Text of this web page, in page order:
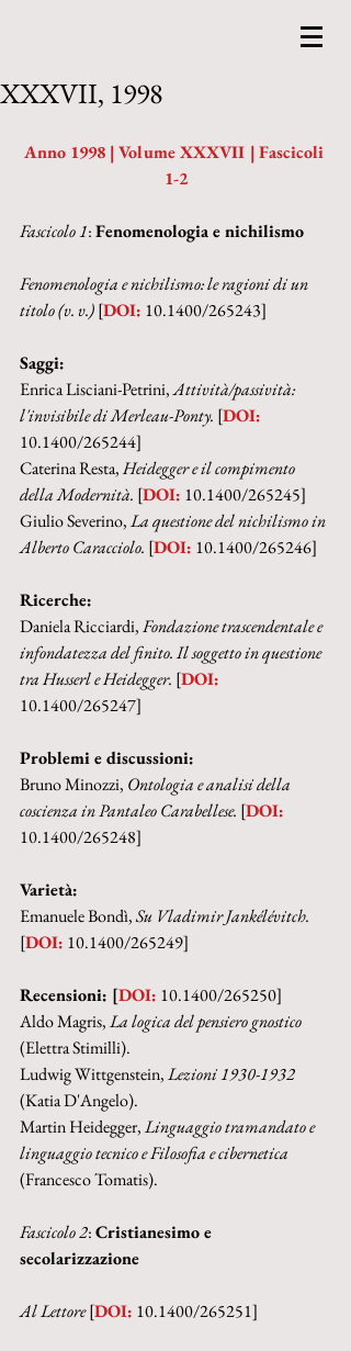
XXXVII, 1998
Anno 1998 | Volume XXXVII | Fascicoli
1-2
Fascicolo 1: Fenomenologia e nichilismo
Fenomenologia e nichilismo: le ragioni di un
titolo (v. v.) [DOI: 10.1400/265243]
Saggi:
Enrica Lisciani-Petrini, Attività/passività:
l'invisibile di Merleau-Ponty. [DOI:
10.1400/265244]
Caterina Resta, Heidegger e il compimento
della Modernità. [DOI: 10.1400/265245]
Giulio Severino, La questione del nichilismo in
Alberto Caracciolo. [DOI: 10.1400/265246]
Ricerche:
Daniela Ricciardi, Fondazione trascendentale e
infondatezza del finito. Il soggetto in questione
tra Husserl e Heidegger. [DOI:
10.1400/265247]
Problemi e discussioni:
Bruno Minozzi, Ontologia e analisi della
coscienza in Pantaleo Carabellese. [DOI:
10.1400/265248]
Varietà:
Emanuele Bondì, Su Vladimir Jankélévitch.
[DOI: 10.1400/265249]
Recensioni: [DOI: 10.1400/265250]
Aldo Magris, La logica del pensiero gnostico
(Elettra Stimilli).
Ludwig Wittgenstein, Lezioni 1930-1932
(Katia D'Angelo).
Martin Heidegger, Linguaggio tramandato e
linguaggio tecnico e Filosofia e cibernetica
(Francesco Tomatis).
Fascicolo 2: Cristianesimo e
secolarizzazione
Al Lettore [DOI: 10.1400/265251]